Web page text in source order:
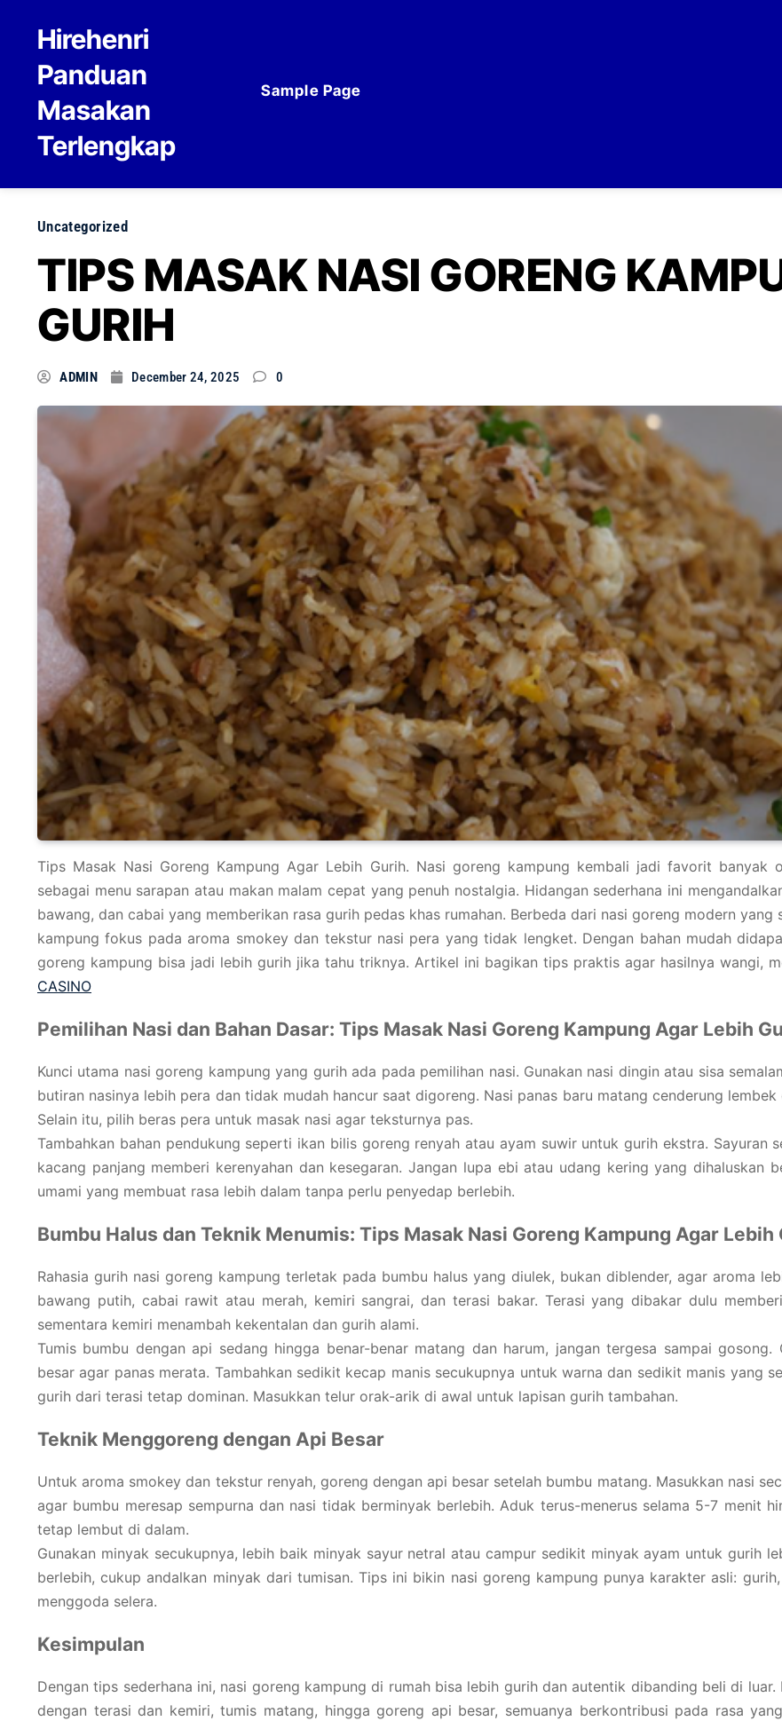
Hirehenri
Panduan
Masakan
Terlengkap
Sample Page
Uncategorized
TIPS MASAK NASI GORENG
GURIH
ADMIN December 24, 2025 0
Tips Masak Nasi Goreng Kampung Agar Lebih Gurih. Nasi goreng kampung kembali jadi favorit
sebagai menu sarapan atau makan malam cepat yang penuh nostalgia. Hidangan sederhana ini
bawang, dan cabai yang memberikan rasa gurih pedas khas rumahan. Berbeda dari nasi goreng modern
kampung fokus pada aroma smokey dan tekstur nasi pera yang tidak lengket. Dengan bahan mudah
goreng kampung bisa jadi lebih gurih jika tahu triknya. Artikel ini bagikan tips praktis agar hasilnya wangi,
CASINO
Pemilihan Nasi dan Bahan Dasar: Tips Masak Nasi Goreng Kampung Agar Lebih
Kunci utama nasi goreng kampung yang gurih ada pada pemilihan nasi. Gunakan nasi dingin atau sisa
butiran nasinya lebih pera dan tidak mudah hancur saat digoreng. Nasi panas baru matang cenderung
Selain itu, pilih beras pera untuk masak nasi agar teksturnya pas.
Tambahkan bahan pendukung seperti ikan bilis goreng renyah atau ayam suwir untuk gurih ekstra. Sayuran
kacang panjang memberi kerenyahan dan kesegaran. Jangan lupa ebi atau udang kering yang dihaluskan
umami yang membuat rasa lebih dalam tanpa perlu penyedap berlebih.
Bumbu Halus dan Teknik Menumis: Tips Masak Nasi Goreng Kampung Agar Lebih
Rahasia gurih nasi goreng kampung terletak pada bumbu halus yang diulek, bukan diblender, agar aroma
bawang putih, cabai rawit atau merah, kemiri sangrai, dan terasi bakar. Terasi yang dibakar dulu
sementara kemiri menambah kekentalan dan gurih alami.
Tumis bumbu dengan api sedang hingga benar-benar matang dan harum, jangan tergesa sampai
besar agar panas merata. Tambahkan sedikit kecap manis secukupnya untuk warna dan sedikit manis yang
gurih dari terasi tetap dominan. Masukkan telur orak-arik di awal untuk lapisan gurih tambahan.
Teknik Menggoreng dengan Api Besar
Untuk aroma smokey dan tekstur renyah, goreng dengan api besar setelah bumbu matang. Masukkan nasi
agar bumbu meresap sempurna dan nasi tidak berminyak berlebih. Aduk terus-menerus selama 5-7 menit
tetap lembut di dalam.
Gunakan minyak secukupnya, lebih baik minyak sayur netral atau campur sedikit minyak ayam untuk gurih
berlebih, cukup andalkan minyak dari tumisan. Tips ini bikin nasi goreng kampung punya karakter asli:
menggoda selera.
Kesimpulan
Dengan tips sederhana ini, nasi goreng kampung di rumah bisa lebih gurih dan autentik dibanding beli di
dengan terasi dan kemiri, tumis matang, hingga goreng api besar, semuanya berkontribusi pada rasa